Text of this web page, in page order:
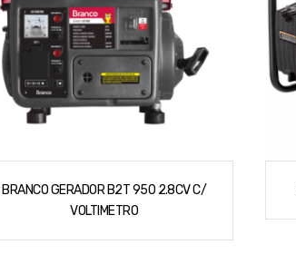
BRANCO GERADOR B2T 950 2.8CV C/
VOLTIMETRO